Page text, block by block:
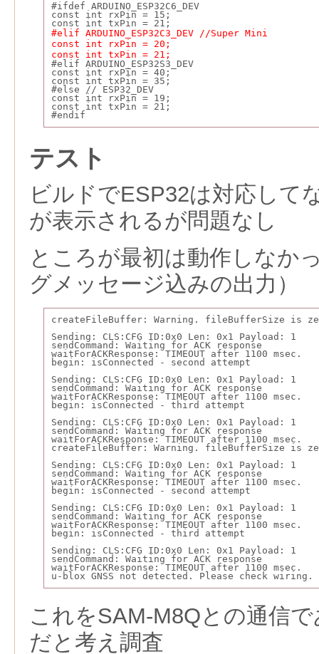
#ifdef ARDUINO_ESP32C6_DEV
const int rxPin = 15;
const int txPin = 21;
#elif ARDUINO_ESP32C3_DEV //Super Mini
const int rxPin = 20;
const int txPin = 21;
#elif ARDUINO_ESP32S3_DEV
const int rxPin = 40;
const int txPin = 35;
#else // ESP32_DEV
const int rxPin = 19;
const int txPin = 21;
#endif
テスト
ビルドでESP32は対応して
が表示されるが問題なし
ところが最初は動作しなか
グメッセージ込みの出力）
createFileBuffer: Warning. fileBufferSize is
Sending: CLS:CFG ID:0x0 Len: 0x1 Payload: 1
sendCommand: Waiting for ACK response
waitForACKResponse: TIMEOUT after 1100 msec.
begin: isConnected - second attempt
Sending: CLS:CFG ID:0x0 Len: 0x1 Payload: 1
sendCommand: Waiting for ACK response
waitForACKResponse: TIMEOUT after 1100 msec.
begin: isConnected - third attempt
Sending: CLS:CFG ID:0x0 Len: 0x1 Payload: 1
sendCommand: Waiting for ACK response
waitForACKResponse: TIMEOUT after 1100 msec.
createFileBuffer: Warning. fileBufferSize is
Sending: CLS:CFG ID:0x0 Len: 0x1 Payload: 1
sendCommand: Waiting for ACK response
waitForACKResponse: TIMEOUT after 1100 msec.
begin: isConnected - second attempt
Sending: CLS:CFG ID:0x0 Len: 0x1 Payload: 1
sendCommand: Waiting for ACK response
waitForACKResponse: TIMEOUT after 1100 msec.
begin: isConnected - third attempt
Sending: CLS:CFG ID:0x0 Len: 0x1 Payload: 1
sendCommand: Waiting for ACK response
waitForACKResponse: TIMEOUT after 1100 msec.
u-blox GNSS not detected. Please check wiring.
これをSAM-M8Qとの通信
だと考え調査